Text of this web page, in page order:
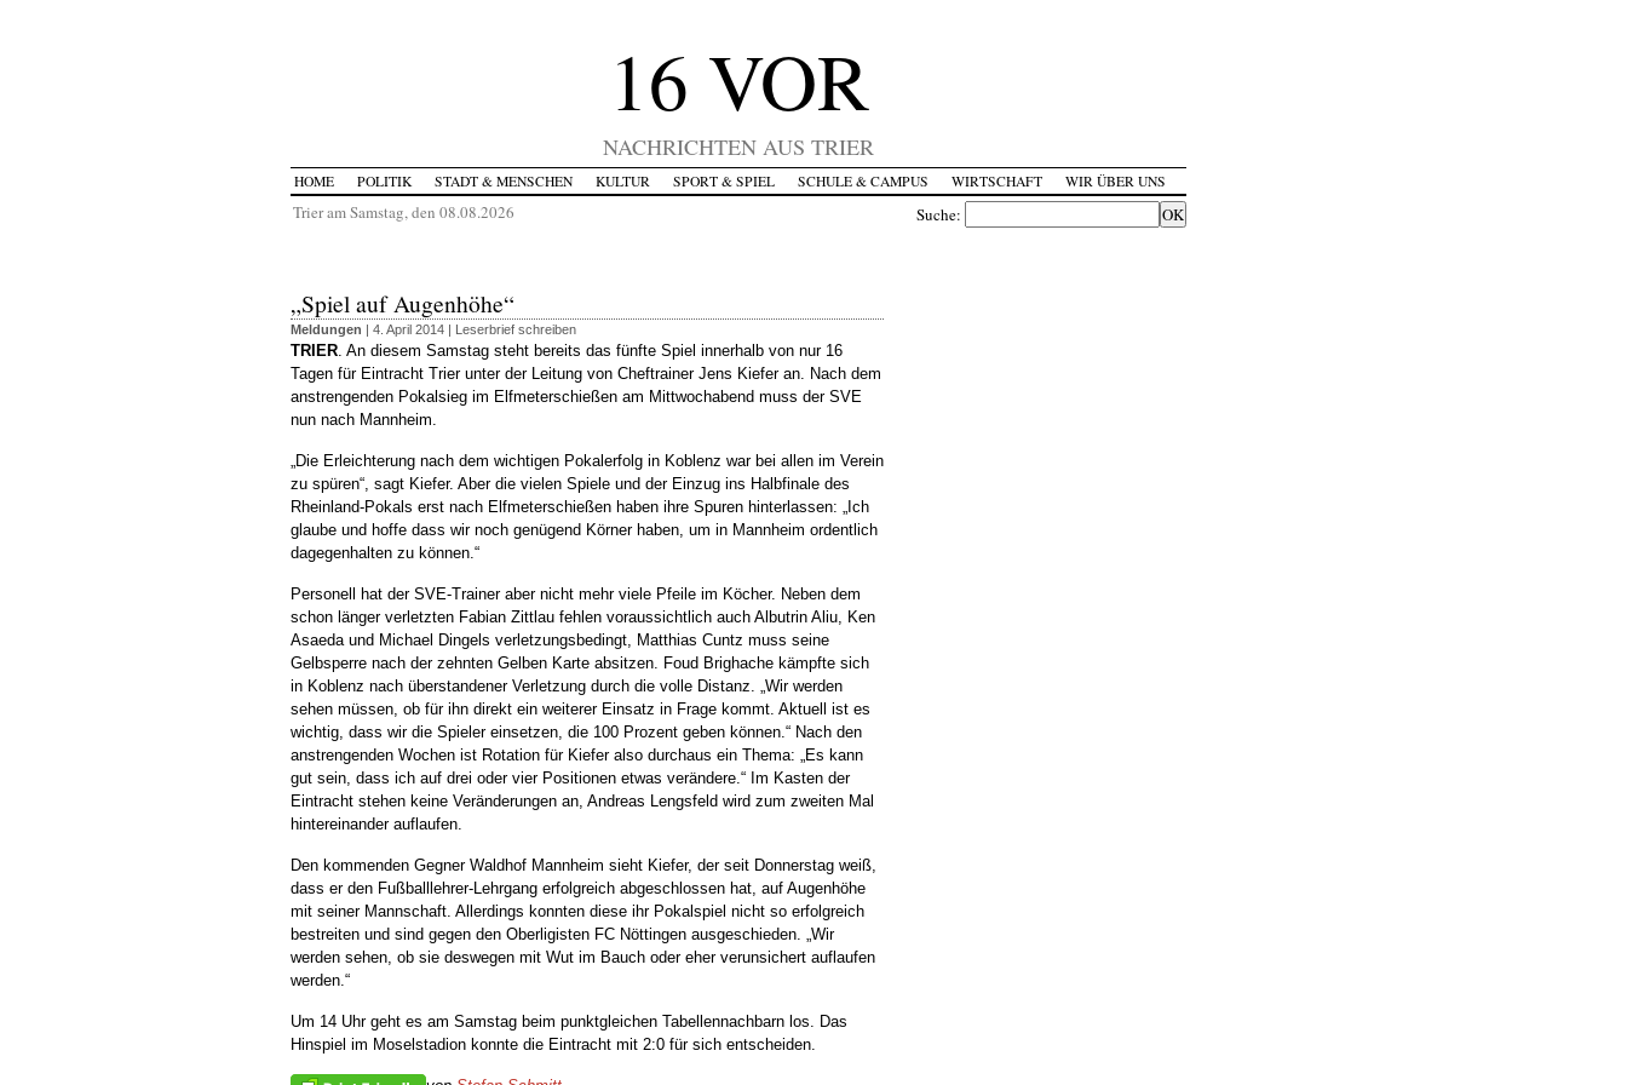
16 VOR
NACHRICHTEN AUS TRIER
HOME POLITIK STADT & MENSCHEN KULTUR SPORT & SPIEL SCHULE & CAMPUS WIRTSCHAFT WIR ÜBER UNS
Trier am Samstag, den 08.08.2026 Suche:
„Spiel auf Augenhöhe“
Meldungen | 4. April 2014 | Leserbrief schreiben
TRIER. An diesem Samstag steht bereits das fünfte Spiel innerhalb von nur 16
Tagen für Eintracht Trier unter der Leitung von Cheftrainer Jens Kiefer an. Nach dem
anstrengenden Pokalsieg im Elfmeterschießen am Mittwochabend muss der SVE
nun nach Mannheim.
„Die Erleichterung nach dem wichtigen Pokalerfolg in Koblenz war bei allen im Verein
zu spüren“, sagt Kiefer. Aber die vielen Spiele und der Einzug ins Halbfinale des
Rheinland-Pokals erst nach Elfmeterschießen haben ihre Spuren hinterlassen: „Ich
glaube und hoffe dass wir noch genügend Körner haben, um in Mannheim ordentlich
dagegenhalten zu können.“
Personell hat der SVE-Trainer aber nicht mehr viele Pfeile im Köcher. Neben dem
schon länger verletzten Fabian Zittlau fehlen voraussichtlich auch Albutrin Aliu, Ken
Asaeda und Michael Dingels verletzungsbedingt, Matthias Cuntz muss seine
Gelbsperre nach der zehnten Gelben Karte absitzen. Foud Brighache kämpfte sich
in Koblenz nach überstandener Verletzung durch die volle Distanz. „Wir werden
sehen müssen, ob für ihn direkt ein weiterer Einsatz in Frage kommt. Aktuell ist es
wichtig, dass wir die Spieler einsetzen, die 100 Prozent geben können.“ Nach den
anstrengenden Wochen ist Rotation für Kiefer also durchaus ein Thema: „Es kann
gut sein, dass ich auf drei oder vier Positionen etwas verändere.“ Im Kasten der
Eintracht stehen keine Veränderungen an, Andreas Lengsfeld wird zum zweiten Mal
hintereinander auflaufen.
Den kommenden Gegner Waldhof Mannheim sieht Kiefer, der seit Donnerstag weiß,
dass er den Fußballlehrer-Lehrgang erfolgreich abgeschlossen hat, auf Augenhöhe
mit seiner Mannschaft. Allerdings konnten diese ihr Pokalspiel nicht so erfolgreich
bestreiten und sind gegen den Oberligisten FC Nöttingen ausgeschieden. „Wir
werden sehen, ob sie deswegen mit Wut im Bauch oder eher verunsichert auflaufen
werden.“
Um 14 Uhr geht es am Samstag beim punktgleichen Tabellennachbarn los. Das
Hinspiel im Moselstadion konnte die Eintracht mit 2:0 für sich entscheiden.